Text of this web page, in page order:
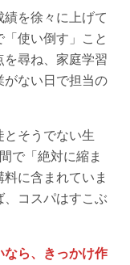
を徐々に上げて
使い倒す」こと
尋ね、家庭学習
ない日で担当の
そうでない生
で「絶対に縮ま
に含まれていま
コスパはすこぶ
ら、きっかけ作